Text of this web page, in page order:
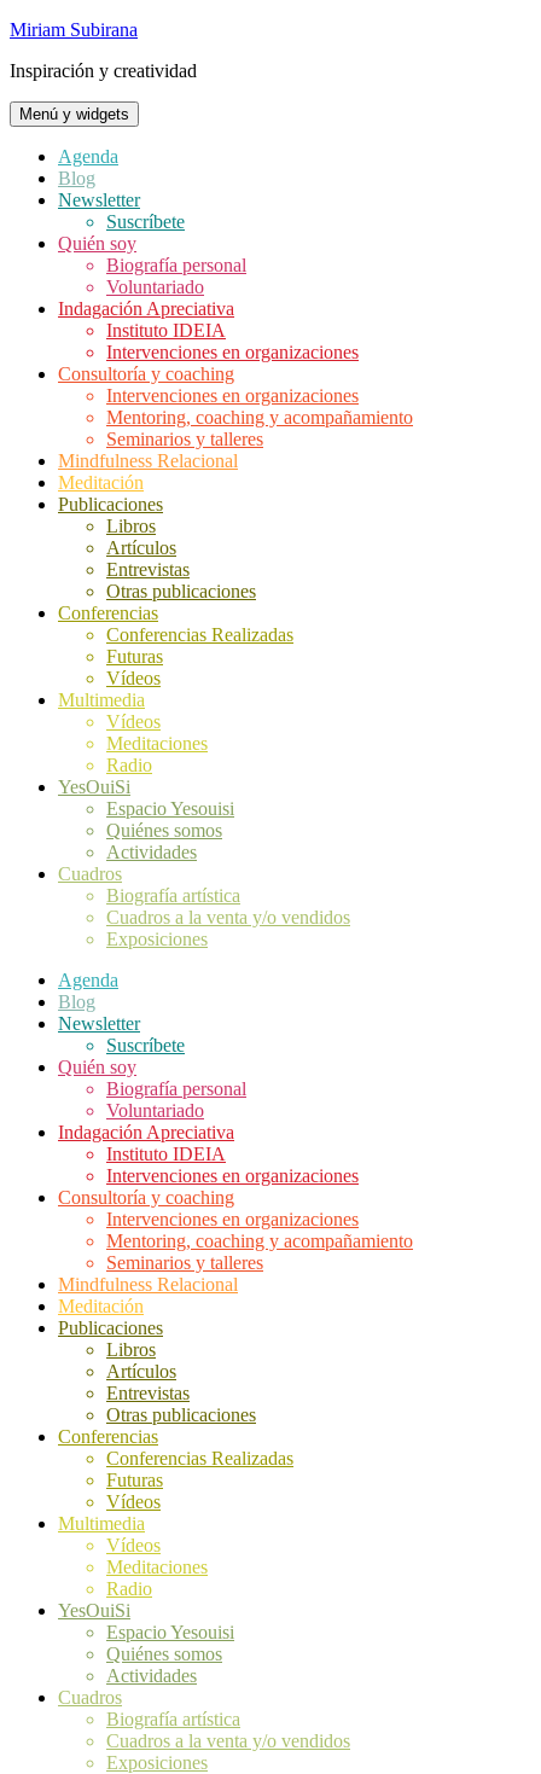
Saltar
contenido
Miriam Subirana
Inspiración y creatividad
Menú y widgets
Agenda
Blog
Newsletter
Suscríbete
Quién soy
Biografía personal
Voluntariado
Indagación Apreciativa
Instituto IDEIA
Intervenciones en organizaciones
Consultoría y coaching
Intervenciones en organizaciones
Mentoring, coaching y acompañamiento
Seminarios y talleres
Mindfulness Relacional
Meditación
Publicaciones
Libros
Artículos
Entrevistas
Otras publicaciones
Conferencias
Conferencias Realizadas
Futuras
Vídeos
Multimedia
Vídeos
Meditaciones
Radio
YesOuiSi
Espacio Yesouisi
Quiénes somos
Actividades
Cuadros
Biografía artística
Cuadros a la venta y/o vendidos
Exposiciones
Agenda
Blog
Newsletter
Suscríbete
Quién soy
Biografía personal
Voluntariado
Indagación Apreciativa
Instituto IDEIA
Intervenciones en organizaciones
Consultoría y coaching
Intervenciones en organizaciones
Mentoring, coaching y acompañamiento
Seminarios y talleres
Mindfulness Relacional
Meditación
Publicaciones
Libros
Artículos
Entrevistas
Otras publicaciones
Conferencias
Conferencias Realizadas
Futuras
Vídeos
Multimedia
Vídeos
Meditaciones
Radio
YesOuiSi
Espacio Yesouisi
Quiénes somos
Actividades
Cuadros
Biografía artística
Cuadros a la venta y/o vendidos
Exposiciones